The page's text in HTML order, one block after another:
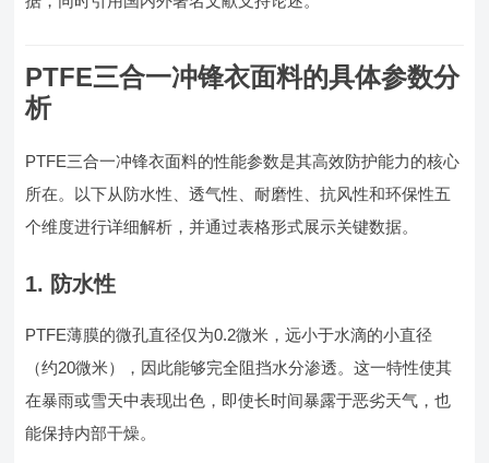
PTFE三合一冲锋衣面料的具体参数分
析
PTFE三合一冲锋衣面料的性能参数是其高效防护能力的核心
所在。以下从防水性、透气性、耐磨性、抗风性和环保性五
个维度进行详细解析，并通过表格形式展示关键数据。
1. 防水性
PTFE薄膜的微孔直径仅为0.2微米，远小于水滴的小直径
（约20微米），因此能够完全阻挡水分渗透。这一特性使其
在暴雨或雪天中表现出色，即使长时间暴露于恶劣天气，也
能保持内部干燥。